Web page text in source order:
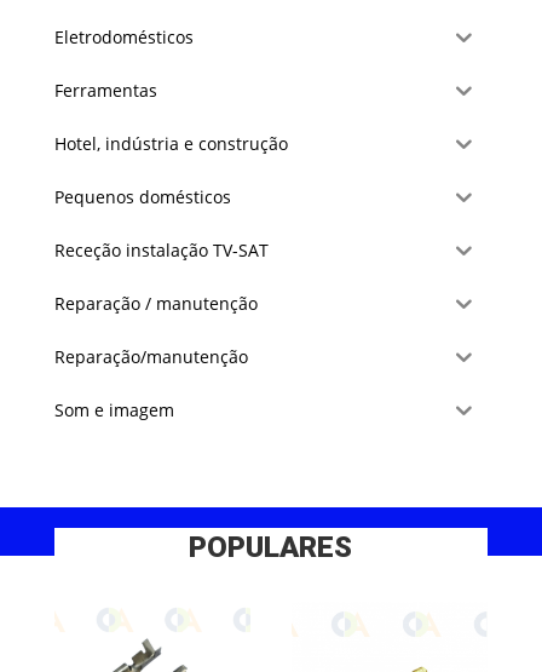
Eletrodomésticos
Ferramentas
Hotel, indústria e construção
Pequenos domésticos
Receção instalação TV-SAT
Reparação / manutenção
Reparação/manutenção
Som e imagem
POPULARES